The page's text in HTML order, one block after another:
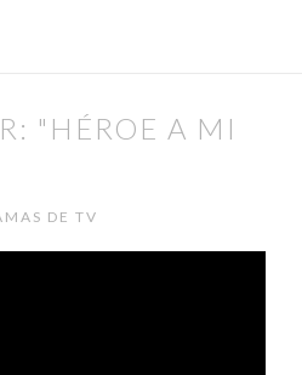
"HÉROE A MI
DE TV